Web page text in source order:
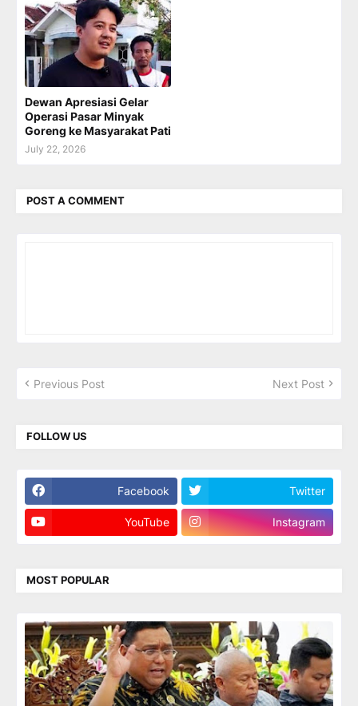
Dewan Apresiasi Gelar
Operasi Pasar Minyak
Goreng ke Masyarakat Pati
July 22, 2026
POST A COMMENT
Previous Post Next Post
FOLLOW US
Facebook Twitter
YouTube Instagram
MOST POPULAR